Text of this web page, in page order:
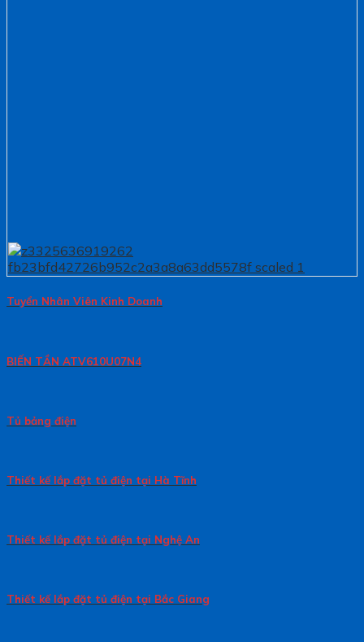
Tuyển Nhân Viên Kinh Doanh
BIẾN TẦN ATV610U07N4
Tủ bảng điện
Thiết kế lắp đặt tủ điện tại Hà Tĩnh
Thiết kế lắp đặt tủ điện tại Nghệ An
Thiết kế lắp đặt tủ điện tại Bắc Giang